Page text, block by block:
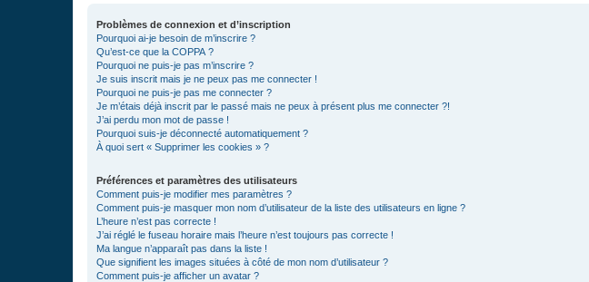
Problèmes de connexion et d’inscription
Pourquoi ai-je besoin de m’inscrire ?
Qu’est-ce que la COPPA ?
Pourquoi ne puis-je pas m’inscrire ?
Je suis inscrit mais je ne peux pas me connecter !
Pourquoi ne puis-je pas me connecter ?
Je m’étais déjà inscrit par le passé mais ne peux à présent plus me connecter ?!
J’ai perdu mon mot de passe !
Pourquoi suis-je déconnecté automatiquement ?
À quoi sert « Supprimer les cookies » ?
Préférences et paramètres des utilisateurs
Comment puis-je modifier mes paramètres ?
Comment puis-je masquer mon nom d’utilisateur de la liste des utilisateurs en ligne ?
L’heure n’est pas correcte !
J’ai réglé le fuseau horaire mais l’heure n’est toujours pas correcte !
Ma langue n’apparaît pas dans la liste !
Que signifient les images situées à côté de mon nom d’utilisateur ?
Comment puis-je afficher un avatar ?